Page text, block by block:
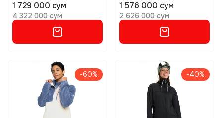
1 729 000 сум
4 322 000 сум
1 576 000 сум
2 626 000 сум
-60% -40%